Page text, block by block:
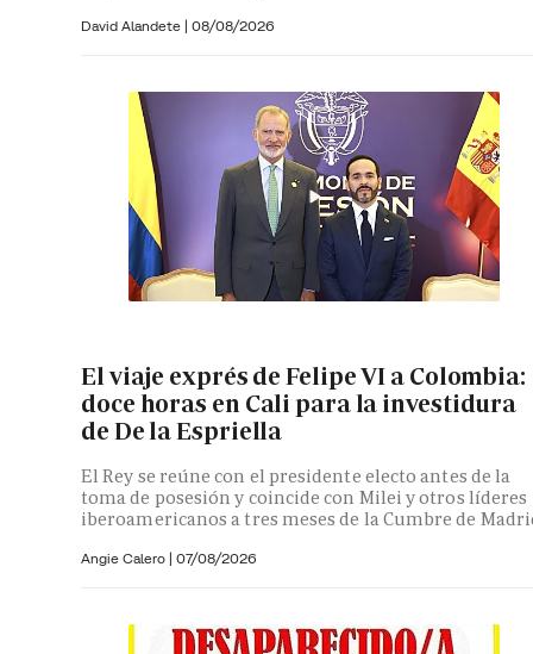
David Alandete | 08/08/2026
El viaje exprés de Felipe VI a Colombia:
doce horas en Cali para la investidura
de De la Espriella
El Rey se reúne con el presidente electo antes de la
toma de posesión y coincide con Milei y otros líderes
iberoamericanos a tres meses de la Cumbre de
Angie Calero | 07/08/2026